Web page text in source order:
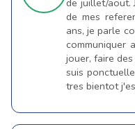
de mes
ans, je parle
communiquer
jouer, faire
suis
tres bientot